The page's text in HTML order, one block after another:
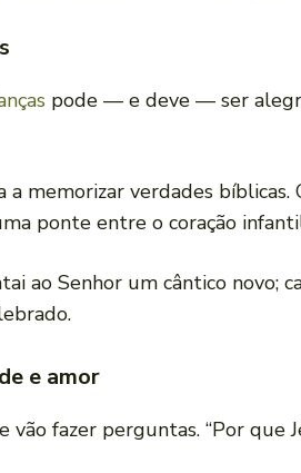
pode — e deve — ser
a memorizar verdades
ponte entre o coração
ao Senhor um cântico novo;
e amor
vão fazer perguntas. “Por